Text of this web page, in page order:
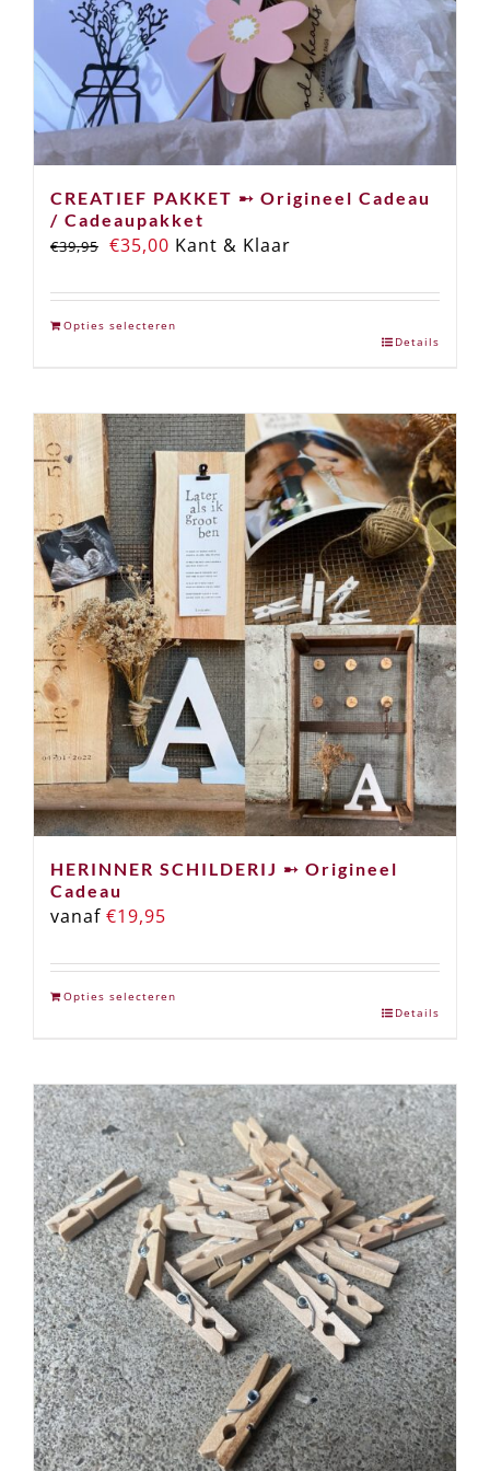
productpagina
CREATIEF PAKKET ➸ Origineel Cadeau
/ Cadeaupakket
€39,95 Oorspronkelijke
was:
€39,95.
€35,00 Huidige
is:
€35,00.
Kant & Klaar
Opties selecteren
Details
HERINNER SCHILDERIJ ➸ Origineel
Cadeau
vanaf €19,95
Opties selecteren
Details